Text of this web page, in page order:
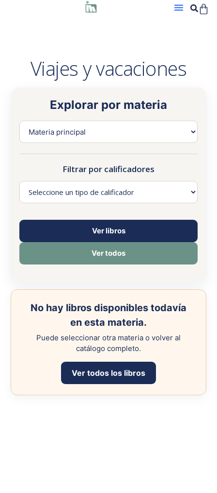
Viajes y vacaciones
Explorar por materia
Filtrar por calificadores
Ver libros
Ver todos
No hay libros disponibles todavía
en esta materia.
Puede seleccionar otra materia o volver al
catálogo completo.
Ver todos los libros